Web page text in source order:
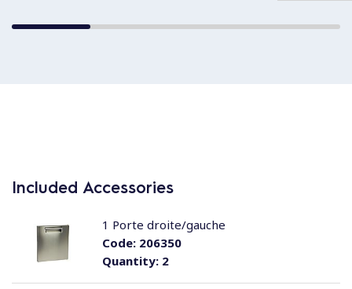
Included Accessories
Quantity:2
Code:206350
1 Porte droite/gauche